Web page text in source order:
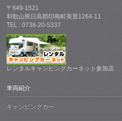
〒649-1521
和歌山県日高郡印南町美里1264-11
TEL : 0738-20-5337
レンタルキャンピングカーネット参加店
車両紹介
キャンピングカー